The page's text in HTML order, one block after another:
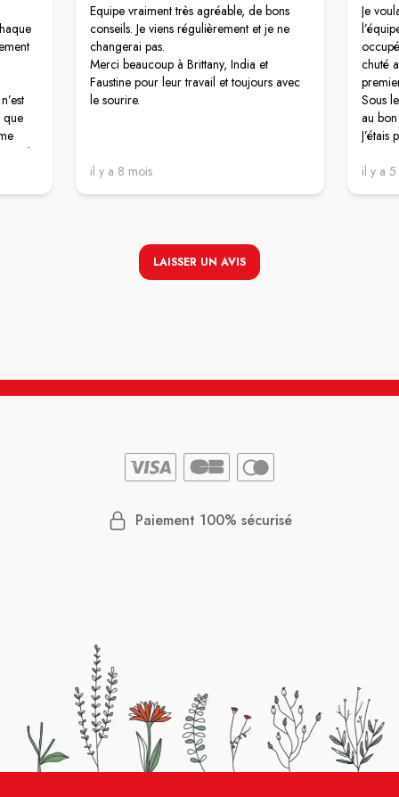
que
mail,
Equipe vraiment très agréable, de bons
conseils. Je viens régulièrement et je ne
changerai pas.
Merci beaucoup à Brittany, India et
Faustine pour leur travail et toujours avec
le sourire.
il y a 8 mois
Je
chuté
Sous
au
la
il y a
LAISSER UN AVIS
Paiement 100% sécurisé